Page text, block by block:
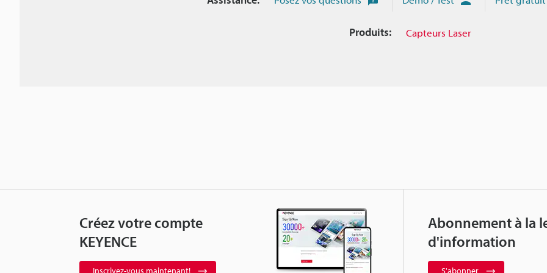
Produits: Capteurs Laser
Créez votre compte
KEYENCE
Inscrivez-vous maintenant!
Abonnement à la
d'information
S'abonner